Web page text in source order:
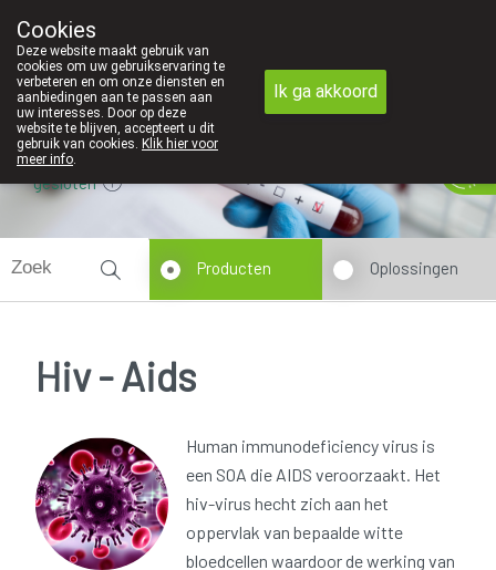
011/34 04 04
gesloten
Producten Oplossingen
Hiv - Aids
Human immunodeficiency virus is
een SOA die AIDS veroorzaakt. Het
hiv-virus hecht zich aan het
oppervlak van bepaalde witte
bloedcellen waardoor de werking van
Cookies
Deze website maakt gebruik van
cookies om uw gebruikservaring te
verbeteren en om onze diensten en
aanbiedingen aan te passen aan
uw interesses. Door op deze
website te blijven, accepteert u dit
gebruik van cookies. Klik hier voor
meer info.
Ik ga akkoord